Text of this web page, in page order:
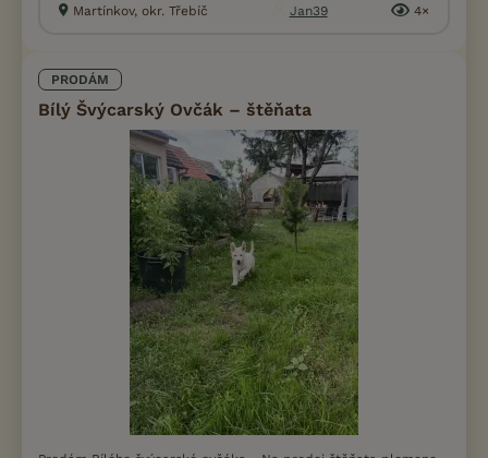
Martínkov, okr. Třebíč
Jan39 4×
PRODÁM
Bílý Švýcarský Ovčák – štěňata